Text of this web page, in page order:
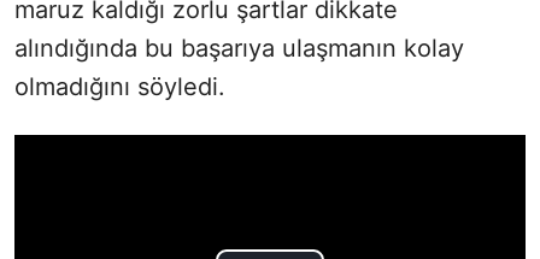
maruz kaldığı zorlu şartlar dikkate
alındığında bu başarıya ulaşmanın kolay
olmadığını söyledi.